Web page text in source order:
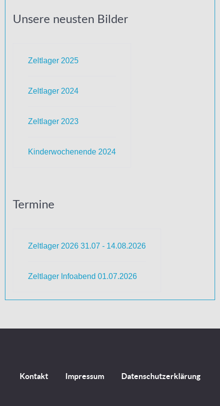
Unsere neusten Bilder
Zeltlager 2025
Zeltlager 2024
Zeltlager 2023
Kinderwochenende 2024
Termine
Zeltlager 2026 31.07 - 14.08.2026
Zeltlager Infoabend 01.07.2026
Kontakt Impressum Datenschutzerklärung